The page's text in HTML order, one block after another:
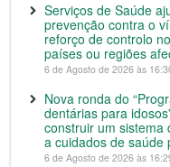
Serviços de Saúde
prevenção contra o
reforço de controlo
países ou regiões
6 de Agosto de 2026 às
Nova ronda do
dentárias para
construir um sistema
a cuidados de saúde
6 de Agosto de 2026 às